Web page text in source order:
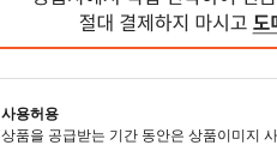
사용허용
상품을 공급받는 기간 동안은 상품이미지